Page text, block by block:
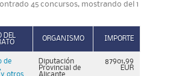
45 concursos, mostrando del 1
DEL
ORGANISMO IMPORTE
de
y otros
Diputación
Provincial de
Alicante
87901,99
EUR